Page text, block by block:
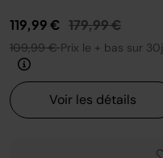
119,99 € Prix réduit de
179,99 €au
109,99 €Prix le + bas sur 30j
Voir les détails